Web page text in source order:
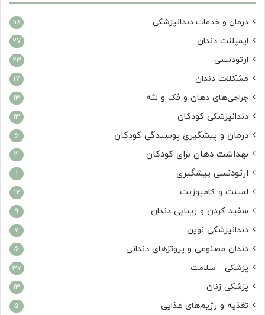
درمان‌ و خدمات دندانپزشکی 118
ایمپلنت دندان 27
ارتودنسی 23
مشکلات دندان 17
جراحی‌های دهان و فک و لثه 13
دندانپزشکی کودکان 13
درمان و پیشگیری پوسیدگی کودکان 6
بهداشت دهان برای کودکان 4
ارتودنسی پیشگیری 1
لمینت و کامپوزیت 12
سفید کردن و زیبایی دندان 9
دندانپزشکی نوین 7
دندان مصنوعی و پروتزهای دندانی 5
پزشکی – سلامت 37
پزشکی زنان 13
تغذیه و رژیم‌های غذایی 5